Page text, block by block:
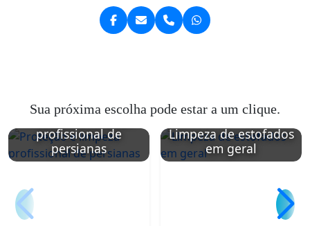
Sua próxima escolha pode estar a um clique.
Proteção e limpeza
profissional de
persianas
Limpeza de estofados
em geral